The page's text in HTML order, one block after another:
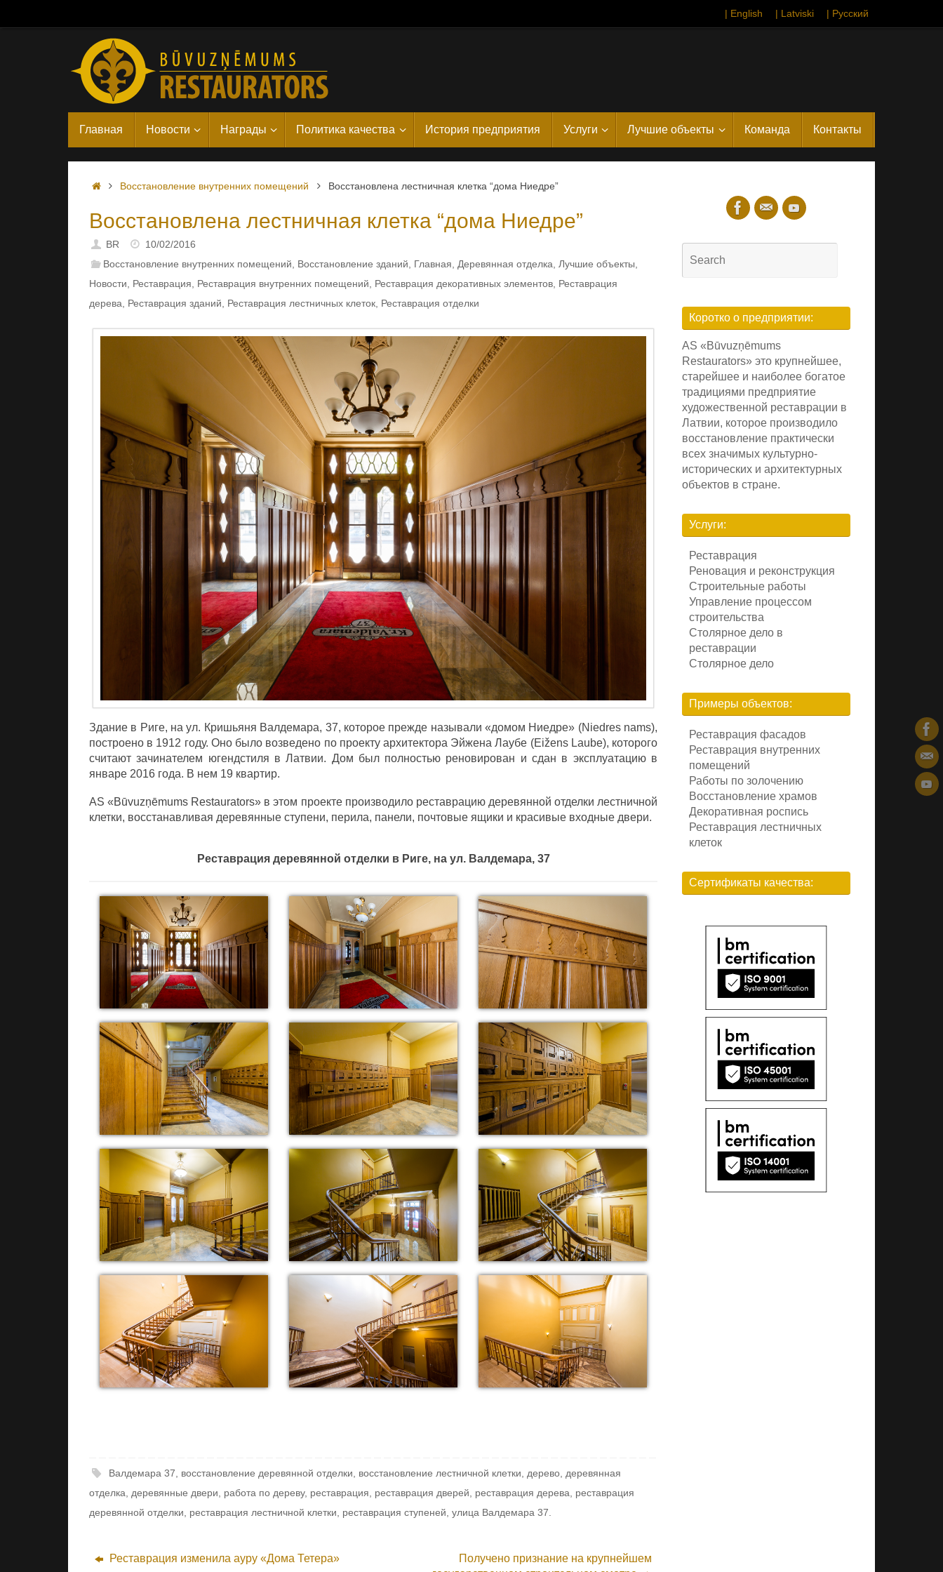
| English | Latviski | Русский
content
Главная Новости Награды Политика качества История предприятия Услуги Лучшие объекты Команда Контакты
HomeВосстановление внутренних помещений Восстановлена лестничная клетка “дома Ниедре”
Восстановлена лестничная клетка “дома Ниедре”
BR
10/02/2016
Восстановление внутренних помещений
Восстановление зданий Главная Деревянная отделка Лучшие объекты
Новости
Реставрация Реставрация внутренних помещений Реставрация декоративных элементов Реставрация
дерева
Реставрация зданий Реставрация лестничных клеток Реставрация отделки
Здание в Риге, на ул. Кришьяня Валдемара, 37, которое прежде называли «домом Ниедре» (Niedres nams),
построено в 1912 году. Оно было возведено по проекту архитектора Эйжена Лаубе (Eižens Laube), которого
считают зачинателем югендстиля в Латвии. Дом был полностью реновирован и сдан в эксплуатацию в
январе 2016 года. В нем 19 квартир.
AS «Būvuzņēmums Restaurators» в этом проекте производило реставрацию деревянной отделки лестничной
клетки, восстанавливая деревянные ступени, перила, панели, почтовые ящики и красивые входные двери.
Реставрация деревянной отделки в Риге, на ул. Валдемара, 37
Валдемара 37 восстановление деревянной отделки восстановление лестничной клетки дерево деревянная
отделка
деревянные двери работа по дереву, реставрация реставрация дверей реставрация дерева
реставрация
деревянной отделки
реставрация лестничной клетки реставрация ступеней улица Валдемара 37
Реставрация изменила ауру «Дома Тетера»
Получено признание на крупнейшем
for:
Коротко о предприятии:
AS «Būvuzņēmums
Restaurators» это крупнейшее,
старейшее и наиболее богатое
традициями предприятие
художественной реставрации в
Латвии, которое производило
восстановление практически
всех значимых культурно-
исторических и архитектурных
объектов в стране.
Услуги:
Реставрация
Реновация и реконструкция
Строительные работы
Управление процессом
строительства
Столярное дело в
реставрации
Столярное дело
Примеры объектов:
Реставрация фасадов
Реставрация внутренних
помещений
Работы по золочению
Восстановление храмов
Декоративная роспись
Реставрация лестничных
клеток
Сертификаты качества: